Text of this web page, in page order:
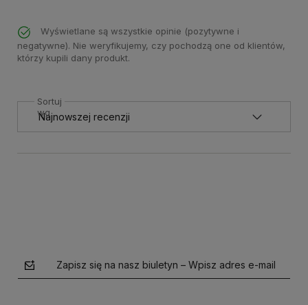
Wyświetlane są wszystkie opinie (pozytywne i
negatywne). Nie weryfikujemy, czy pochodzą one od klientów,
którzy kupili dany produkt.
Sortuj
wg
Zapisz się na nasz biuletyn – Wpisz adres e-mail